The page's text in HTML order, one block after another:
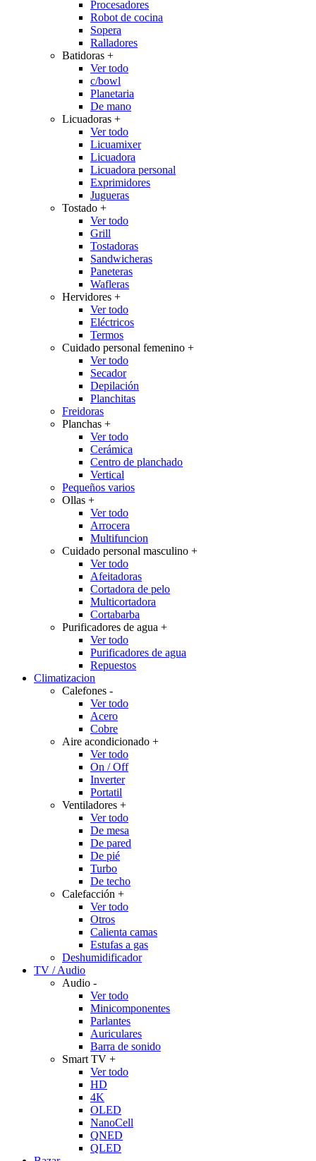
Procesadores
Robot de cocina
Sopera
Ralladores
Batidoras +
Ver todo
c/bowl
Planetaria
De mano
Licuadoras +
Ver todo
Licuamixer
Licuadora
Licuadora personal
Exprimidores
Jugueras
Tostado +
Ver todo
Grill
Tostadoras
Sandwicheras
Paneteras
Wafleras
Hervidores +
Ver todo
Eléctricos
Termos
Cuidado personal femenino +
Ver todo
Secador
Depilación
Planchitas
Freidoras
Planchas +
Ver todo
Cerámica
Centro de planchado
Vertical
Pequeños varios
Ollas +
Ver todo
Arrocera
Multifuncion
Cuidado personal masculino +
Ver todo
Afeitadoras
Cortadora de pelo
Multicortadora
Cortabarba
Purificadores de agua +
Ver todo
Purificadores de agua
Repuestos
Climatizacion
Calefones -
Ver todo
Acero
Cobre
Aire acondicionado +
Ver todo
On / Off
Inverter
Portatil
Ventiladores +
Ver todo
De mesa
De pared
De pié
Turbo
De techo
Calefacción +
Ver todo
Otros
Calienta camas
Estufas a gas
Deshumidificador
TV / Audio
Audio -
Ver todo
Minicomponentes
Parlantes
Auriculares
Barra de sonido
Smart TV +
Ver todo
HD
4K
OLED
NanoCell
QNED
QLED